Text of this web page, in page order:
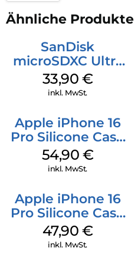
Ähnliche Produkte
SanDisk
microSDXC Ultra
128 GB + Adapter
Mobile
33,90 €
inkl. MwSt.
Apple iPhone 16
Pro Silicone Case
MagSafe Black
54,90 €
inkl. MwSt.
Apple iPhone 16
Pro Silicone Case
MagSafe Denim
47,90 €
inkl. MwSt.